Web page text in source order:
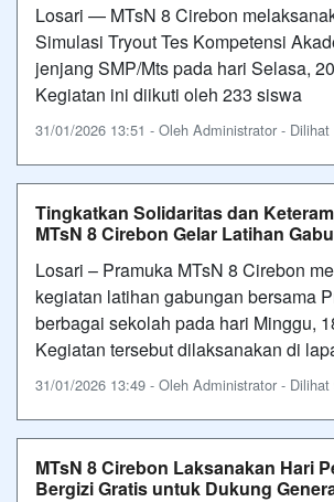
Losari — MTsN 8 Cirebon
Simulasi Tryout Tes Kompetensi
jenjang SMP/Mts pada hari Selasa,
Kegiatan ini diikuti oleh 233 siswa
31/01/2026 13:51 - Oleh Administrator - Dilihat
Tingkatkan Solidaritas dan
MTsN 8 Cirebon Gelar Latihan
Losari – Pramuka MTsN 8 Cirebon
kegiatan latihan gabungan bersama
berbagai sekolah pada hari Minggu,
Kegiatan tersebut dilaksanakan di
31/01/2026 13:49 - Oleh Administrator - Dilihat
MTsN 8 Cirebon Laksanakan Hari
Bergizi Gratis untuk Dukung